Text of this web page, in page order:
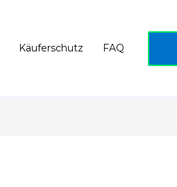
Käuferschutz FAQ